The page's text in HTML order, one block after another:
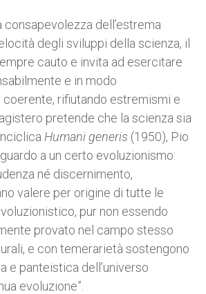
consapevolezza dell’estrema
degli sviluppi della scienza, il
cauto e invita ad esercitare
e in modo
rifiutando estremismi e
pretende che la scienza sia
Humani generis (1950), Pio
a un certo evoluzionismo:
né discernimento,
valere per origine di tutte le
pur non essendo
provato nel campo stesso
e con temerarietà sostengono
e panteistica dell’universo
evoluzione”.